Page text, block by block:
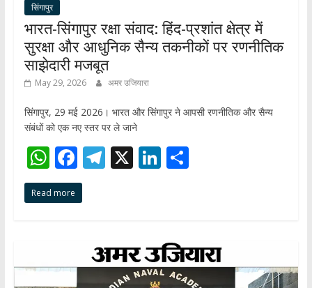
सिंगापुर
भारत-सिंगापुर रक्षा संवाद: हिंद-प्रशांत क्षेत्र में
सुरक्षा और आधुनिक सैन्य तकनीकों पर रणनीतिक
साझेदारी मजबूत
May 29, 2026 अमर उजियारा
सिंगापुर, 29 मई 2026। भारत और सिंगापुर ने आपसी रणनीतिक और सैन्य
संबंधों को एक नए स्तर पर ले जाने
W
h
at
p
F
ac
e
o
T
a
m
X Li
dI
n
S
Read more